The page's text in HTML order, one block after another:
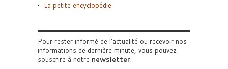
La petite encyclopédie
Pour rester informé de l'actualité ou recevoir nos
informations de dernière minute, vous pouvez
souscrire à notre newsletter.